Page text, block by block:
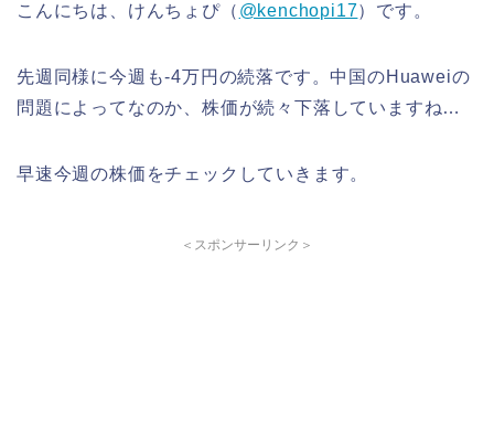
こんにちは、けんちょぴ（ @kenchopi17）です。
先週同様に今週も-4万円の続落です。中国のHuaweiの
問題によってなのか、株価が続々下落していますね…
早速今週の株価をチェックしていきます。
＜スポンサーリンク＞